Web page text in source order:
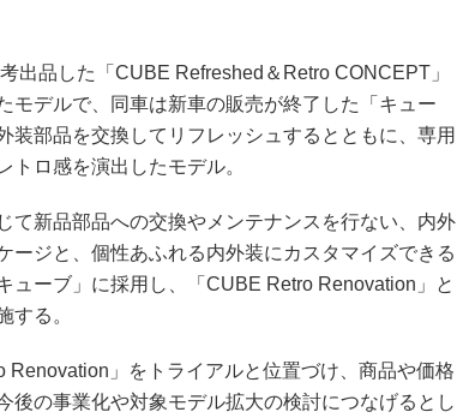
出品した「CUBE Refreshed＆Retro CONCEPT」
モデルで、同車は新車の販売が終了した「キュー
装部品を交換してリフレッシュするとともに、専用
トロ感を演出したモデル。
新品部品への交換やメンテナンスを行ない、内外
ージと、個性あふれる内外装にカスタマイズできる
ューブ」に採用し、「CUBE Retro Renovation」と
する。
」をトライアルと位置づけ、商品や価格
後の事業化や対象モデル拡大の検討につなげるとし